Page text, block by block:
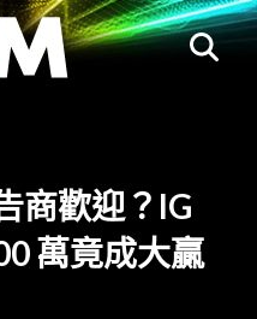
商歡迎？IG
萬竟成大贏